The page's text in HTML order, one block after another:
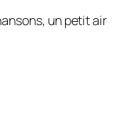
un petit air